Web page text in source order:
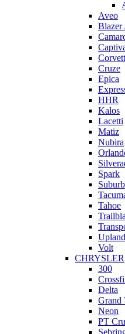
Aveo
Blazer
Cruze
Epica
HHR
Kalos
Lacetti
Matiz
Nubira
Spark
Tahoe
Volt
CHRYSLER
300
Delta
Grand
Neon
PT